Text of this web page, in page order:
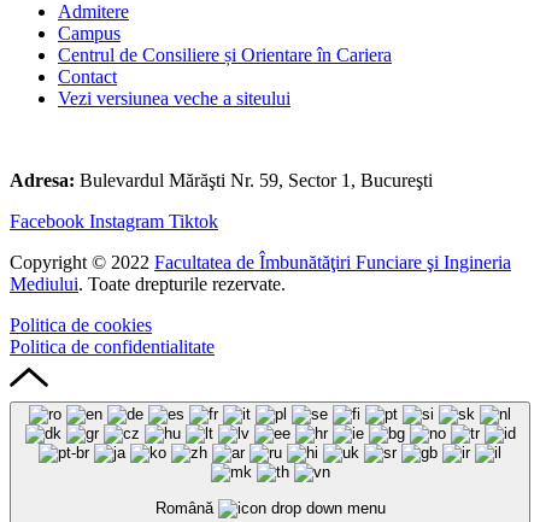
Admitere
Campus
Centrul de Consiliere și Orientare în Cariera
Contact
Vezi versiunea veche a siteului
Adresa: Bulevardul Mărăşti Nr. 59, Sector 1, Bucureşti
Facebook Instagram Tiktok
Copyright © 2022 Facultatea de Îmbunătăţiri Funciare şi Ingineria
Mediului. Toate drepturile rezervate.
Politica de cookies
Politica de confidentialitate
Română